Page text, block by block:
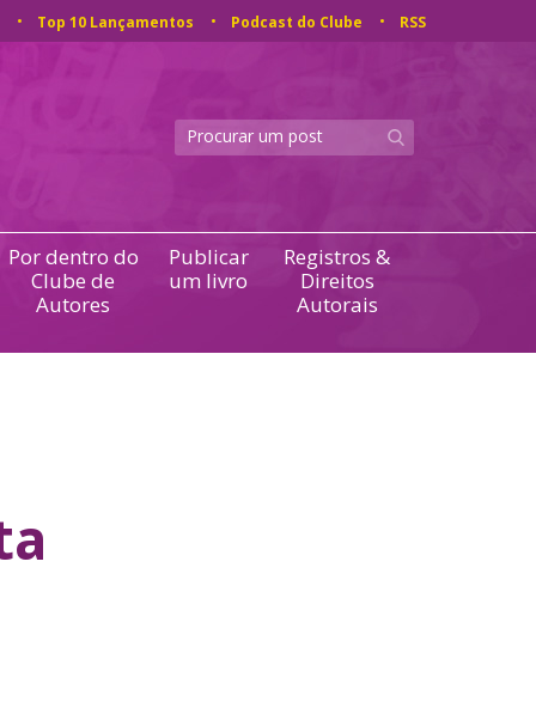
Top 10 Lançamentos Podcast do Clube RSS
Por dentro do
Clube de
Autores
Publicar
um livro
Registros &
Direitos
Autorais